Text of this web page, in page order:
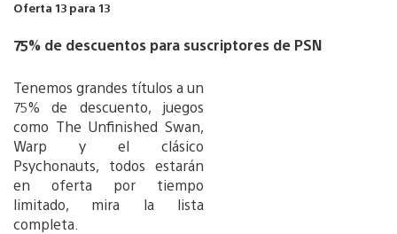
Oferta 13 para 13
75% de descuentos para suscriptores de PSN
Tenemos grandes títulos a un
75% de descuento, juegos
como The Unfinished Swan,
Warp y el clásico
Psychonauts, todos estarán
en oferta por tiempo
limitado, mira la lista
completa.